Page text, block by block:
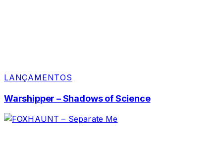
LANÇAMENTOS
Warshipper – Shadows of Science